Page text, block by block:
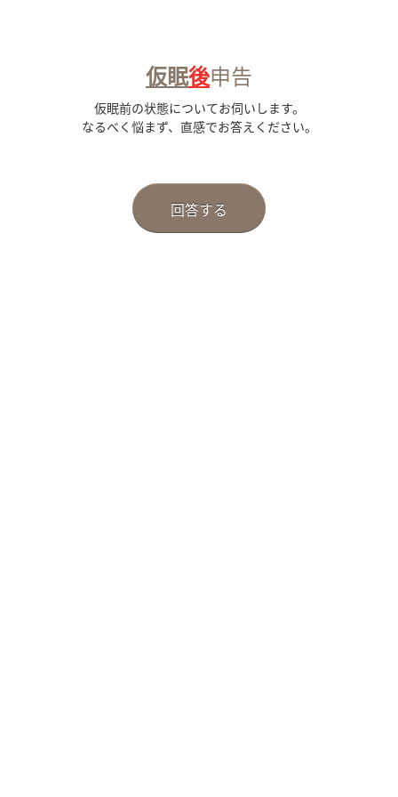
仮眠後申告
仮眠前の状態についてお伺いします。
なるべく悩まず、直感でお答えください。
回答する